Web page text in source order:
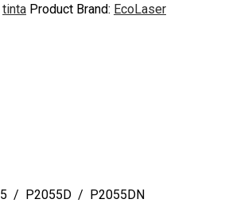
tinta Product Brand: EcoLaser
/ P2055D / P2055DN